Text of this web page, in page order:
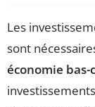
Les
sont
économie bas-